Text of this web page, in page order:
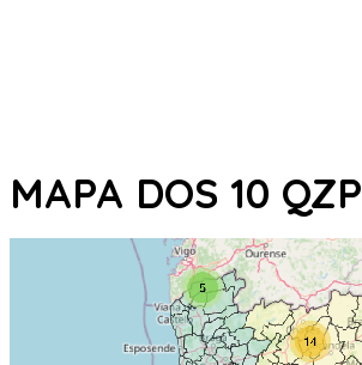
MAPA DOS 10 QZP